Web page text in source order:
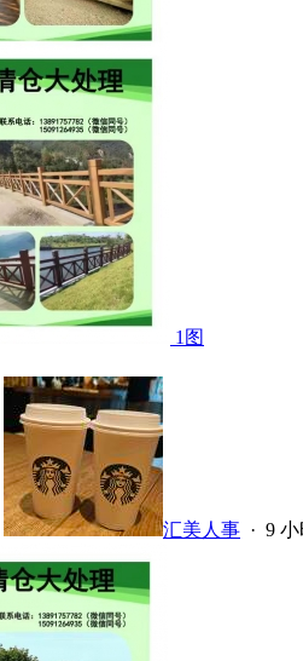
1图
汇美人事 · 9